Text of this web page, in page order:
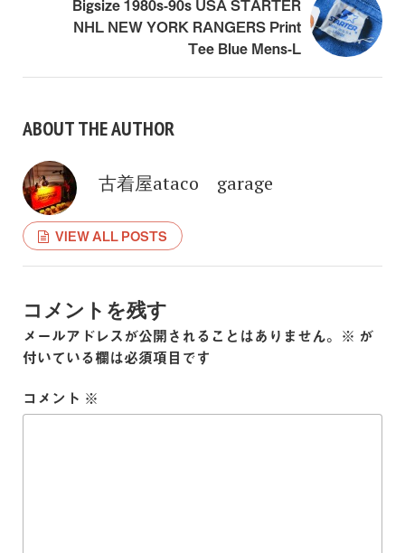
NHL NEW YORK RANGERS Print
Tee Blue Mens-L
ABOUT THE AUTHOR
古着屋ataco garage
VIEW ALL POSTS
コメントを残す
メールアドレスが公開されることはありません。 ※ が
付いている欄は必須項目です
コメント ※